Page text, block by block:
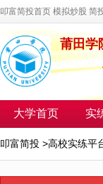
叩富简投首页 模拟炒股 简
莆田学
大学首页 实
叩富简投 >高校实练平